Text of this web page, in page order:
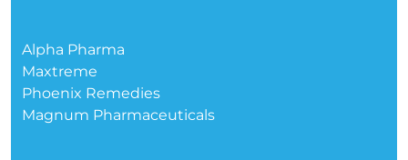
Alpha Pharma
Maxtreme
Phoenix Remedies
Magnum Pharmaceuticals